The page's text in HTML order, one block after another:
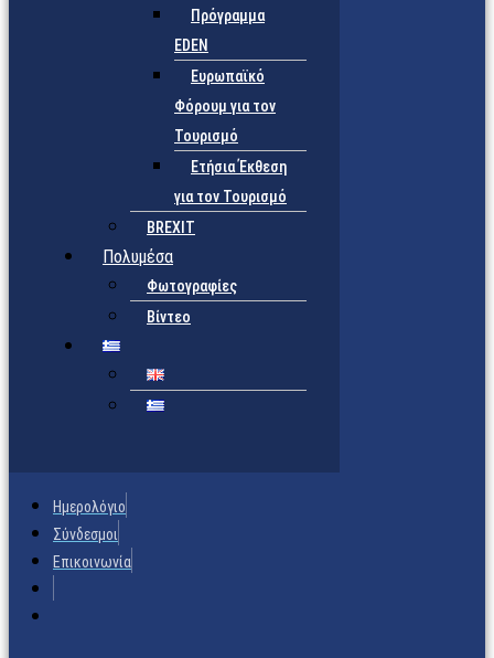
Πρόγραμμα
EDEN
Ευρωπαϊκό
Φόρουμ για τον
Τουρισμό
Ετήσια Έκθεση
για τον Τουρισμό
BREXIT
Πολυμέσα
Φωτογραφίες
Βίντεο
Ημερολόγιο
Σύνδεσμοι
Επικοινωνία